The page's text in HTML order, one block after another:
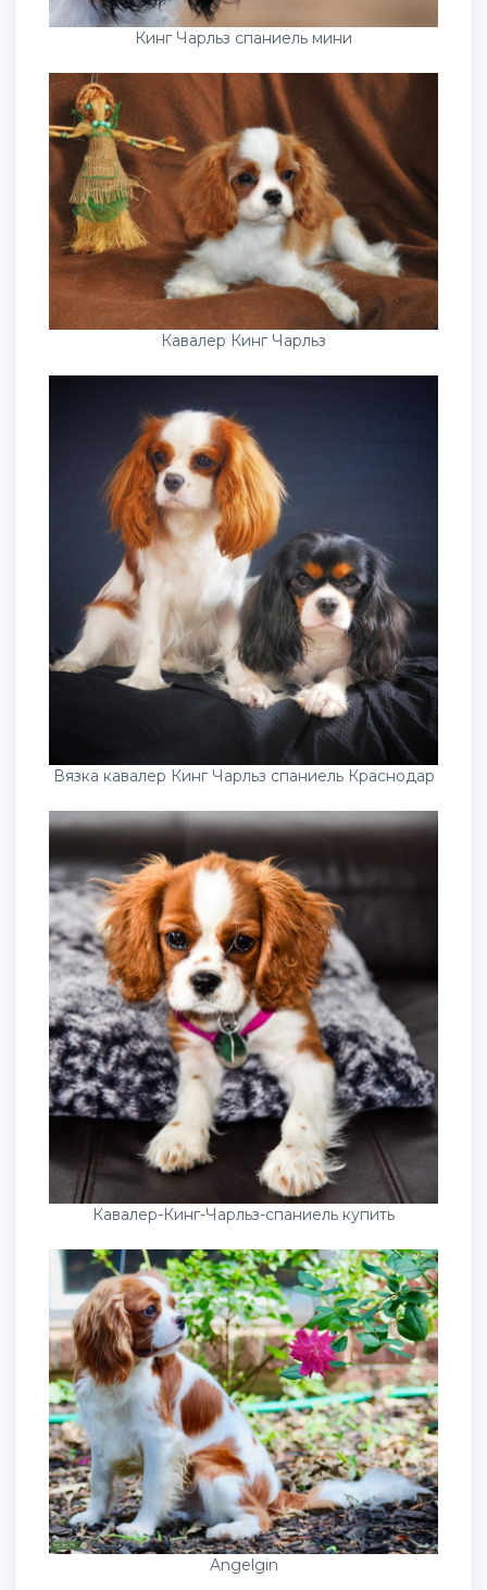
Кинг Чарльз спаниель мини
Кавалер Кинг Чарльз
Вязка кавалер Кинг Чарльз спаниель Краснодар
Кавалер-Кинг-Чарльз-спаниель купить
Angelgin